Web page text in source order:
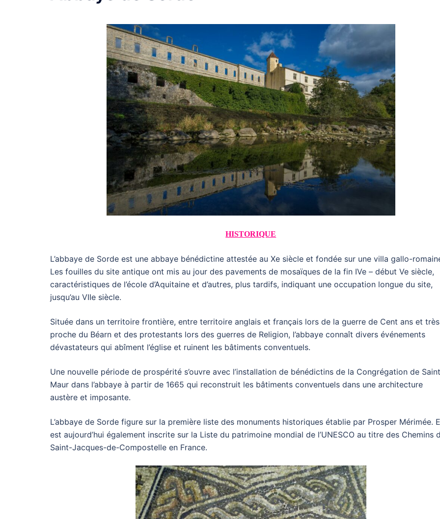
HISTORIQUE
L’abbaye de Sorde est une abbaye bénédictine attestée au Xe siècle et fondée sur une villa gallo-
Les fouilles du site antique ont mis au jour des pavements de mosaïques de la fin IVe – début Ve siècle,
caractéristiques de l’école d’Aquitaine et d’autres, plus tardifs, indiquant une occupation longue du site,
jusqu’au VIIe siècle.
Située dans un territoire frontière, entre territoire anglais et français lors de la guerre de Cent ans et très
proche du Béarn et des protestants lors des guerres de Religion, l’abbaye connaît divers événements
dévastateurs qui abîment l’église et ruinent les bâtiments conventuels.
Une nouvelle période de prospérité s’ouvre avec l’installation de bénédictins de la Congrégation de
Maur dans l’abbaye à partir de 1665 qui reconstruit les bâtiments conventuels dans une architecture
austère et imposante.
L’abbaye de Sorde figure sur la première liste des monuments historiques établie par Prosper Mérimée.
est aujourd’hui également inscrite sur la Liste du patrimoine mondial de l’UNESCO au titre des Chemins
Saint-Jacques-de-Compostelle en France.